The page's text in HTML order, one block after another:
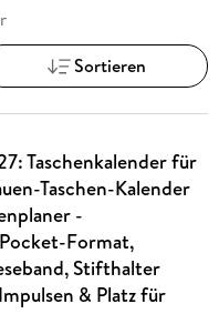
Sortieren
Taschenkalender für
Taschen-Kalender
-
Format,
Stifthalter
& Platz für